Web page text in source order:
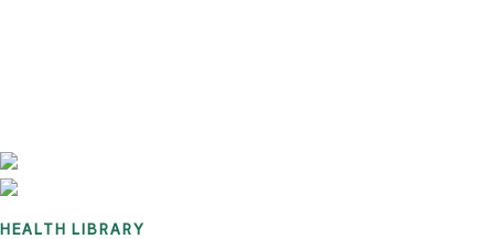
HEALTH LIBRARY